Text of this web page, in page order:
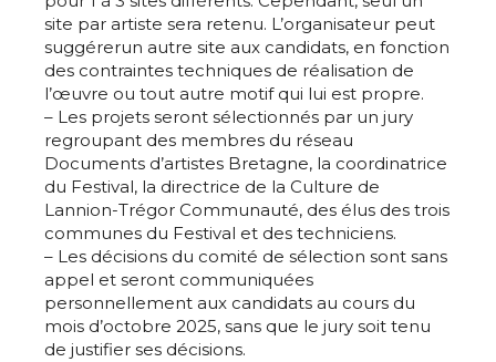
site par artiste sera retenu. L’organisateur peut
suggérerun autre site aux candidats, en fonction
des contraintes techniques de réalisation de
l’œuvre ou tout autre motif qui lui est propre.
– Les projets seront sélectionnés par un jury
regroupant des membres du réseau
Documents d’artistes Bretagne, la coordinatrice
du Festival, la directrice de la Culture de
Lannion-Trégor Communauté, des élus des trois
communes du Festival et des techniciens.
– Les décisions du comité de sélection sont sans
appel et seront communiquées
personnellement aux candidats au cours du
mois d’octobre 2025, sans que le jury soit tenu
de justifier ses décisions.